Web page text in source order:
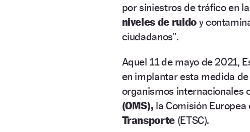
por siniestros de tráfico en
niveles de ruidoy
ciudadanos”.
Aquel 11 de mayo de 2021,
en implantar esta medida
organismos internacionales
(OMS), la Comisión
Transporte (ETSC).